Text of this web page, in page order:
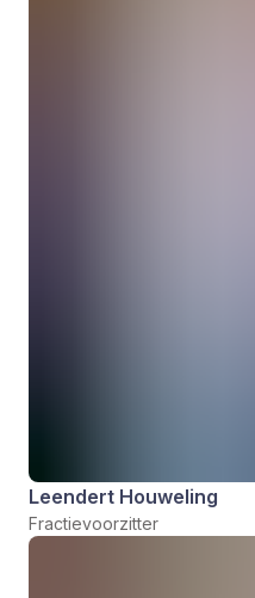
Leendert Houweling
Fractievoorzitter